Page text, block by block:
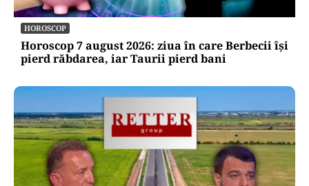
Trenul rămâne o saună în România! CFR
Călători nu are încă aprobat bugetul de
venituri și cheltuieli pentru 2026